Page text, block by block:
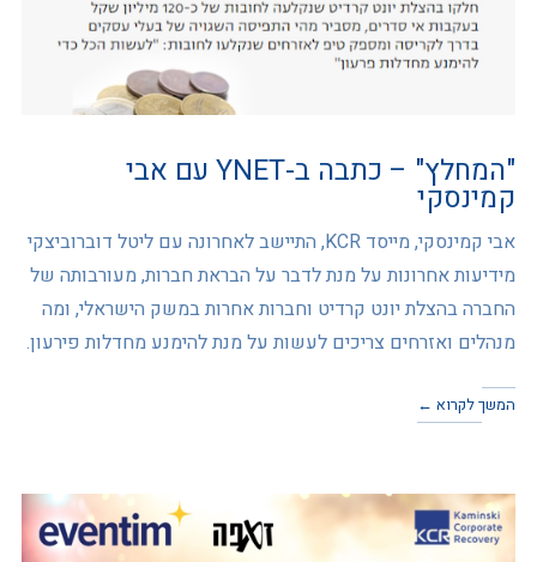
"המחלץ" – כתבה ב-YNET עם אבי
קמינסקי
אבי קמינסקי, מייסד KCR, התיישב לאחרונה עם ליטל דוברוביצקי
מידיעות אחרונות על מנת לדבר על הבראת חברות, מעורבותה של
החברה בהצלת יונט קרדיט וחברות אחרות במשק הישראלי, ומה
מנהלים ואזרחים צריכים לעשות על מנת להימנע מחדלות פירעון.
המשך לקרוא ←